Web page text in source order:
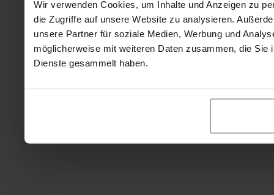
Wir verwenden Cookies, um Inhalte und Anzeigen zu
die Zugriffe auf unsere Website zu analysieren.
unsere Partner für soziale Medien, Werbung und
möglicherweise mit weiteren Daten zusammen, die
Dienste gesammelt haben.